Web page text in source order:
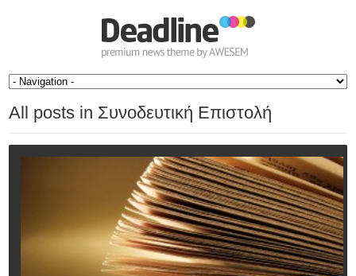
All posts in Συνοδευτική Επιστολή